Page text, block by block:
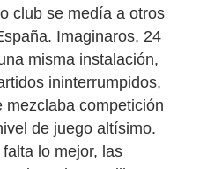
club se medía a otros
Imaginaros, 24
misma instalación,
ininterrumpidos,
mezclaba competición
de juego altísimo.
lo mejor, las